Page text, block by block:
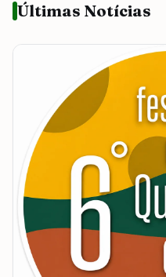
Últimas Notícias